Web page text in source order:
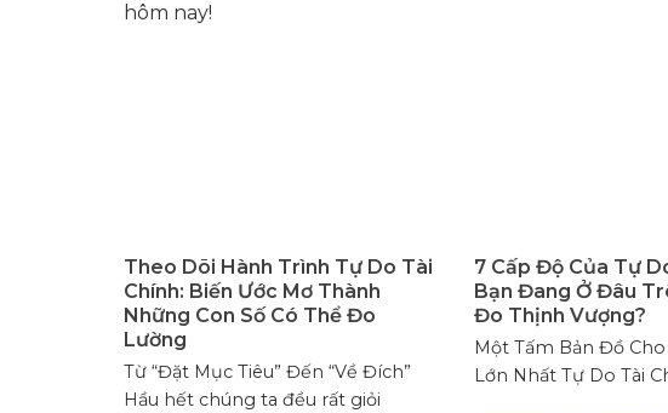
hôm nay!
Theo Dõi Hành Trình Tự Do Tài
Chính: Biến Ước Mơ Thành
Những Con Số Có Thể Đo
Lường
Từ “Đặt Mục Tiêu” Đến “Về Đích”
Hầu hết chúng ta đều rất giỏi
7 Cấp Độ Của Tự
Bạn Đang Ở Đâu
Đo Thịnh Vượng?
Một Tấm Bản Đồ
Lớn Nhất Tự Do Tài